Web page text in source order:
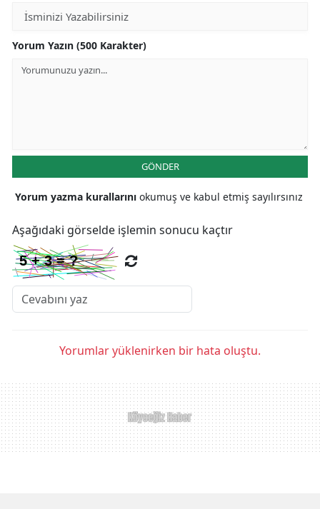
Yorum Yazın (500 Karakter)
GÖNDER
Yorum yazma kurallarını okumuş ve kabul etmiş sayılırsınız
Aşağıdaki görselde işlemin sonucu kaçtır
Yorumlar yüklenirken bir hata oluştu.